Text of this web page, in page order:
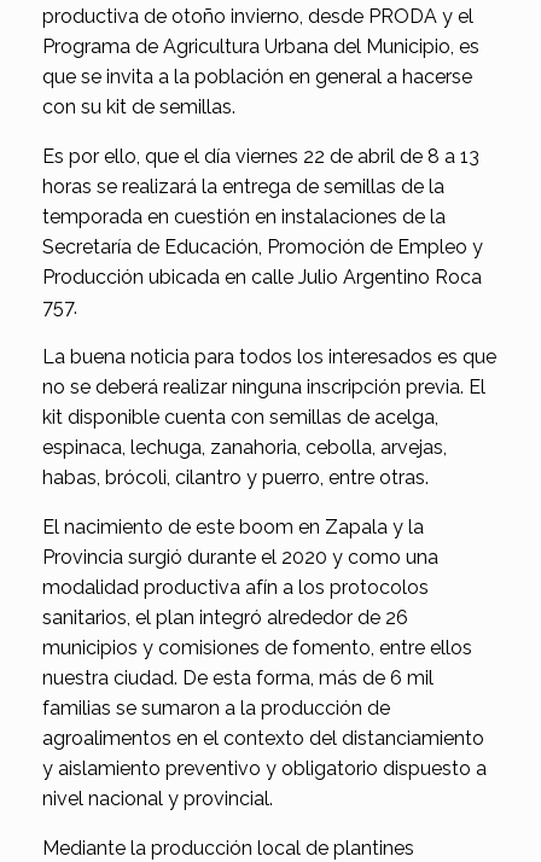
productiva de otoño invierno, desde PRODA y el
Programa de Agricultura Urbana del Municipio, es
que se invita a la población en general a hacerse
con su kit de semillas.
Es por ello, que el día viernes 22 de abril de 8 a 13
horas se realizará la entrega de semillas de la
temporada en cuestión en instalaciones de la
Secretaría de Educación, Promoción de Empleo y
Producción ubicada en calle Julio Argentino Roca
757.
La buena noticia para todos los interesados es que
no se deberá realizar ninguna inscripción previa. El
kit disponible cuenta con semillas de acelga,
espinaca, lechuga, zanahoria, cebolla, arvejas,
habas, brócoli, cilantro y puerro, entre otras.
El nacimiento de este boom en Zapala y la
Provincia surgió durante el 2020 y como una
modalidad productiva afín a los protocolos
sanitarios, el plan integró alrededor de 26
municipios y comisiones de fomento, entre ellos
nuestra ciudad. De esta forma, más de 6 mil
familias se sumaron a la producción de
agroalimentos en el contexto del distanciamiento
y aislamiento preventivo y obligatorio dispuesto a
nivel nacional y provincial.
Mediante la producción local de plantines